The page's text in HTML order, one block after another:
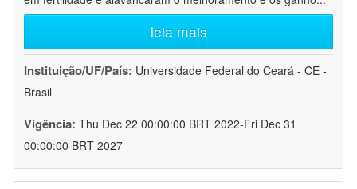
leia mais
Instituição/UF/País: Universidade Federal do Ceará - CE -
Brasil
Vigência: Thu Dec 22 00:00:00 BRT 2022-Fri Dec 31
00:00:00 BRT 2027